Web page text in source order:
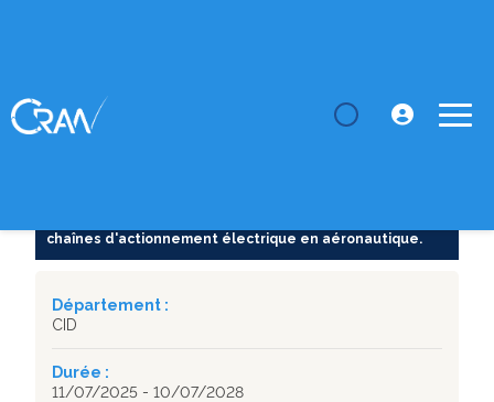
harmonique pour les ...
chaînes d'actionnement électrique en aéronautique.
Département :
CID
Durée :
11/07/2025 - 10/07/2028